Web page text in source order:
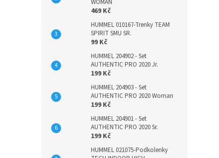
WOMAN
469 Kč
HUMMEL 010167-Trenky TEAM
SPIRIT SMU SR.
99 Kč
HUMMEL 204902 - Set
AUTHENTIC PRO 2020 Jr.
199 Kč
HUMMEL 204903 - Set
AUTHENTIC PRO 2020 Woman
199 Kč
HUMMEL 204901 - Set
AUTHENTIC PRO 2020 Sr.
199 Kč
HUMMEL 021075-Podkolenky